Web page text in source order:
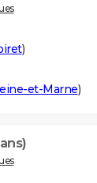
)
et-Marne)